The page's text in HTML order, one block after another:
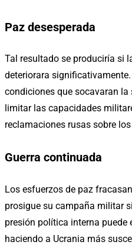
Paz desesperada
Tal resultado se produciría si
deteriorara
condiciones que socavaran la
limitar las capacidades
reclamaciones rusas sobre
Guerra continuada
Los esfuerzos de paz
prosigue su campaña militar
presión política interna puede
haciendo a Ucrania más